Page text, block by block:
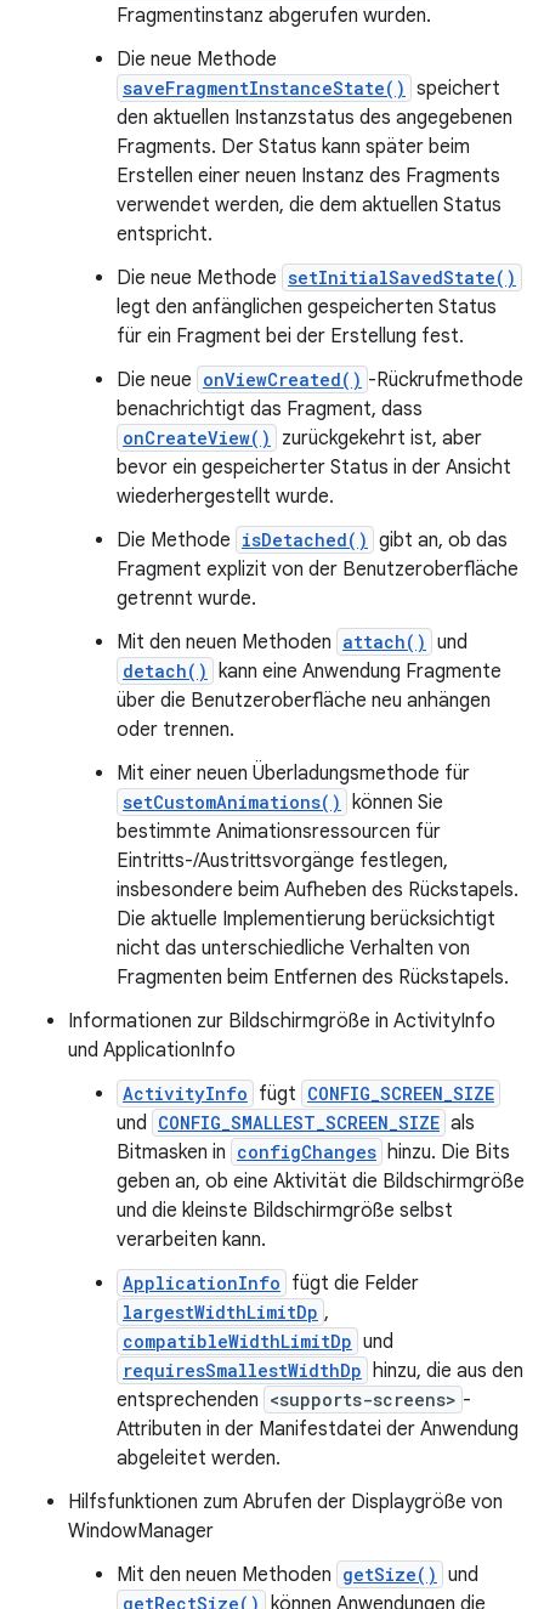
Fragmentinstanz abgerufen wurden.
Die neue Methode
saveFragmentInstanceState() speichert
den aktuellen Instanzstatus des angegebenen
Fragments. Der Status kann später beim
Erstellen einer neuen Instanz des Fragments
verwendet werden, die dem aktuellen Status
entspricht.
Die neue Methode setInitialSavedState()
legt den anfänglichen gespeicherten Status
für ein Fragment bei der Erstellung fest.
Die neue onViewCreated() -Rückrufmethode
benachrichtigt das Fragment, dass
onCreateView()
zurückgekehrt ist, aber
bevor ein gespeicherter Status in der Ansicht
wiederhergestellt wurde.
Die Methode isDetached() gibt an, ob das
Fragment explizit von der Benutzeroberfläche
getrennt wurde.
Mit den neuen Methoden attach() und
detach() kann eine Anwendung Fragmente
über die Benutzeroberfläche neu anhängen
oder trennen.
Mit einer neuen Überladungsmethode für
setCustomAnimations() können Sie
bestimmte Animationsressourcen für
Eintritts-/Austrittsvorgänge festlegen,
insbesondere beim Aufheben des Rückstapels.
Die aktuelle Implementierung berücksichtigt
nicht das unterschiedliche Verhalten von
Fragmenten beim Entfernen des Rückstapels.
Informationen zur Bildschirmgröße in ActivityInfo
und ApplicationInfo
ActivityInfo fügt CONFIG_SCREEN_SIZE
und CONFIG_SMALLEST_SCREEN_SIZE als
Bitmasken in configChanges hinzu. Die Bits
geben an, ob eine Aktivität die Bildschirmgröße
und die kleinste Bildschirmgröße selbst
verarbeiten kann.
ApplicationInfo fügt die Felder
largestWidthLimitDp ,
compatibleWidthLimitDp und
requiresSmallestWidthDp hinzu, die aus den
entsprechenden <supports-screens> -
Attributen in der Manifestdatei der Anwendung
abgeleitet werden.
Hilfsfunktionen zum Abrufen der Displaygröße von
WindowManager
Mit den neuen Methoden getSize() und
getRectSize() können Anwendungen die